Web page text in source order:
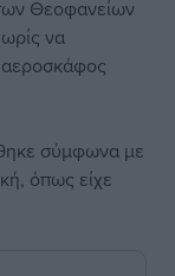
Θεοφανείων
να
αεροσκάφος
σύμφωνα με
όπως είχε